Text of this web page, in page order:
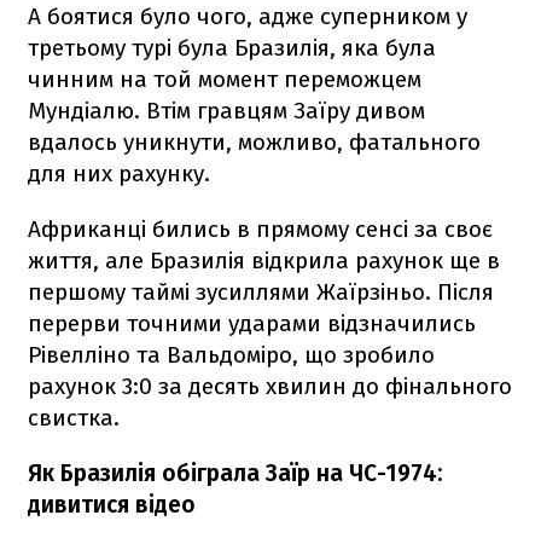
А боятися було чого, адже суперником у
третьому турі була Бразилія, яка була
чинним на той момент переможцем
Мундіалю. Втім гравцям Заїру дивом
вдалось уникнути, можливо, фатального
для них рахунку.
Африканці бились в прямому сенсі за своє
життя, але Бразилія відкрила рахунок ще в
першому таймі зусиллями Жаїрзіньо. Після
перерви точними ударами відзначились
Рівелліно та Вальдоміро, що зробило
рахунок 3:0 за десять хвилин до фінального
свистка.
Як Бразилія обіграла Заїр на ЧС-1974:
дивитися відео